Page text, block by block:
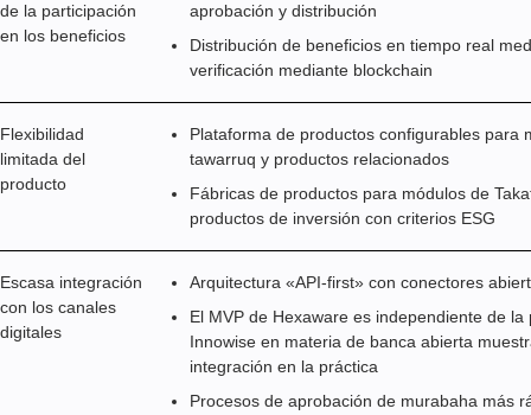
de la participación
en los beneficios
aprobación y distribución
Distribución de beneficios en tiempo real
verificación mediante blockchain
Flexibilidad
limitada del
producto
Plataforma de productos configurables para
tawarruq y productos relacionados
Fábricas de productos para módulos de
productos de inversión con criterios ESG
Escasa integración
con los canales
digitales
Arquitectura «API-first» con conectores
El MVP de Hexaware es independiente de
Innowise en materia de banca abierta
integración en la práctica
Procesos de aprobación de murabaha más